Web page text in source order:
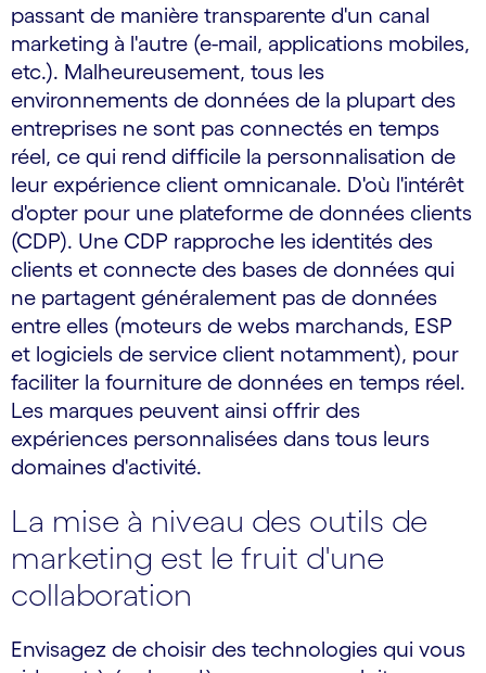
passant de manière transparente d'un canal
marketing à l'autre (e-mail, applications mobiles,
etc.). Malheureusement, tous les
environnements de données de la plupart des
entreprises ne sont pas connectés en temps
réel, ce qui rend difficile la personnalisation de
leur expérience client omnicanale. D'où l'intérêt
d'opter pour une plateforme de données clients
(CDP). Une CDP rapproche les identités des
clients et connecte des bases de données qui
ne partagent généralement pas de données
entre elles (moteurs de webs marchands, ESP
et logiciels de service client notamment), pour
faciliter la fourniture de données en temps réel.
Les marques peuvent ainsi offrir des
expériences personnalisées dans tous leurs
domaines d'activité.
La mise à niveau des outils de
marketing est le fruit d'une
collaboration
Envisagez de choisir des technologies qui vous